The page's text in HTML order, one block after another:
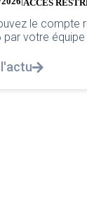
Chers
classique
décortiquer...
Lire l'actu